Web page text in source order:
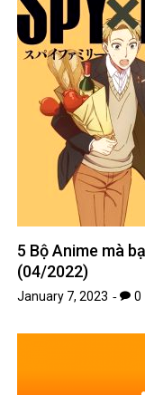
5 Bộ Anime mà
(04/2022)
January 7, 2023 0